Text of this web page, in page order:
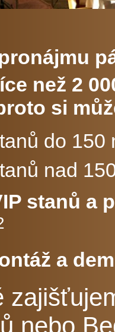
než 2
si
do 150
nad
stanů a
a
nebo